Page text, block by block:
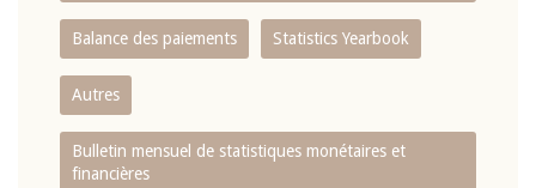
Balance des paiements Statistics Yearbook
Autres
Bulletin mensuel de statistiques monétaires et
financières